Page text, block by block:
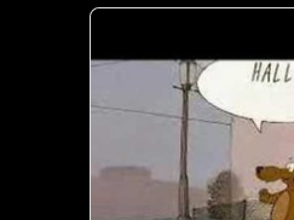
Hoffentlich musst du